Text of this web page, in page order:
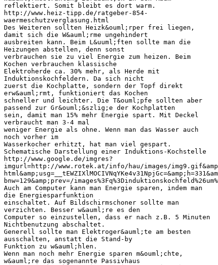
reflektiert. Somit bleibt es dort warm.
http://www.heiz-tipp.de/ratgeber-854-
waermeschutzverglasung.html
Des Weiteren sollten Heizk&ouml;rper frei liegen,
damit sich die W&auml;rme ungehindert
ausbreiten kann. Beim L&uuml;ften sollte man die
Heizungen abstellen, denn sonst
verbrauchen sie zu viel Energie zum heizen. Beim
Kochen verbrauchen klassische
Elektroherde ca. 30% mehr, als Herde mit
Induktionskochfeldern. Da sich nicht
zuerst die Kochplatte, sondern der Topf direkt
erw&auml;rmt, funktioniert das Kochen
schneller und leichter. Die T&ouml;pfe sollten aber
passend zur Gr&ouml;&szlig;e der Kochplatten
sein, damit man 15% mehr Energie spart. Mit Deckel
verbraucht man 3-4 mal
weniger Energie als ohne. Wenn man das Wasser auch
noch vorher im
Wasserkocher erhitzt, hat man viel gespart.
Schematische Darstellung einer Induktions-Kochstelle
http://www.google.de/imgres?
imgurl=http://www.rotek.at/info/hau/images/
bnw=129&amp;prev=/
Auch am Computer kann man Energie sparen, indem man
die Energiesparfunktion
einschaltet. Auf Bildschirmschoner sollte man
verzichten. Besser w&auml;re es den
Computer so einzustellen, dass er nach z.B. 5 Minuten
Nichtbenutzung abschaltet.
Generell sollte man Elektroger&auml;te am besten
ausschalten, anstatt die Stand-by
Funktion zu w&auml;hlen.
Wenn man noch mehr Energie sparen m&ouml;chte,
w&auml;re das sogenannte Passivhaus